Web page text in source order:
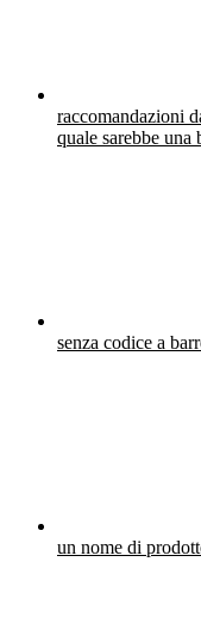
raccomandazioni
quale sarebbe una
senza codice a
un nome di